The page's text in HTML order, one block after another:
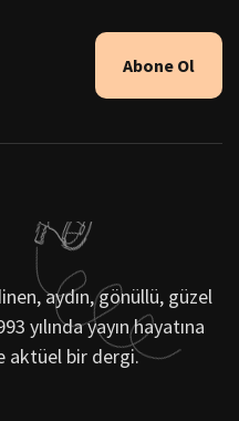
Abone Ol
aydın, gönüllü, güzel
yılında yayın hayatına
aktüel bir dergi.